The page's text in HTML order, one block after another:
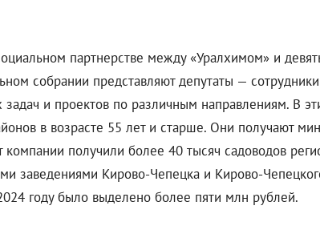
партнерстве между «Уралхимом» и
собрании представляют депутаты —
и проектов по различным направлениям. В
в возрасте 55 лет и старше. Они получают
получили более 40 тысяч садоводов
заведениями Кирово-Чепецка и Кирово-
году было выделено более пяти млн рублей.